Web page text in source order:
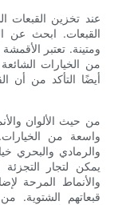
عند تخزين القبعات
القبعات. ابحث عن
ومتينة. تعتبر
من الخيارات
أيضًا التأكد من أن
من حيث الألوان
واسعة من الخيارات.
والرمادي والبحري
يمكن لتجار التجزئة
والأنماط المرحة
قبعاتهم الشتوية. من